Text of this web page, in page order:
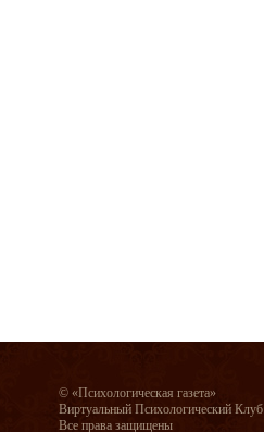
© «Психологическая газета»
Виртуальный Психологический Клуб
Все права защищены